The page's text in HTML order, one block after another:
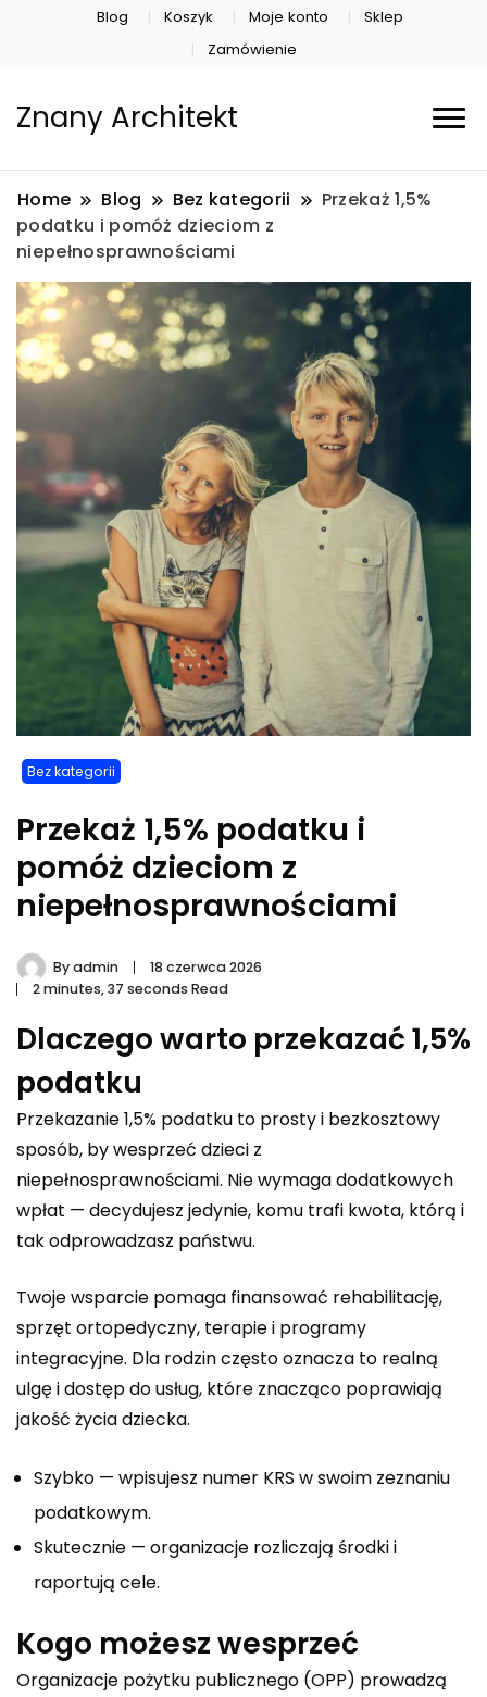
Blog Koszyk Moje konto
Sklep
Zamówienie
Znany Architekt
Home Blog Bez kategorii
Przekaż 1,5%
podatku i pomóż dzieciom z
niepełnosprawnościami
Bez kategorii
Przekaż 1,5% podatku i
pomóż dzieciom z
niepełnosprawnościami
Byadmin
18 czerwca 2026
2 minutes, 37 seconds Read
Dlaczego warto przekazać 1,5%
podatku
Przekazanie 1,5% podatku to prosty i bezkosztowy
sposób, by wesprzeć dzieci z
niepełnosprawnościami. Nie wymaga dodatkowych
wpłat — decydujesz jedynie, komu trafi kwota, którą i
tak odprowadzasz państwu.
Twoje wsparcie pomaga finansować rehabilitację,
sprzęt ortopedyczny, terapie i programy
integracyjne. Dla rodzin często oznacza to realną
ulgę i dostęp do usług, które znacząco poprawiają
jakość życia dziecka.
Szybko — wpisujesz numer KRS w swoim zeznaniu
podatkowym.
Skutecznie — organizacje rozliczają środki i
raportują cele.
Kogo możesz wesprzeć
Organizacje pożytku publicznego (OPP) prowadzą